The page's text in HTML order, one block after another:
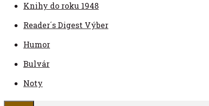
Knihy do roku 1948
Reader´s Digest Výber
Humor
Bulvár
Noty